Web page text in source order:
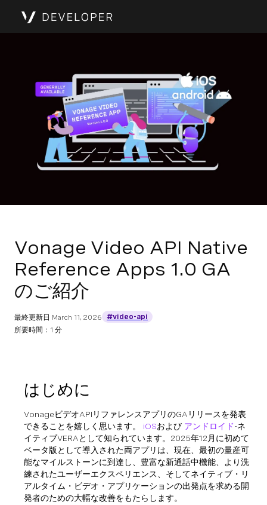
Vonage Video API Native
Reference Apps 1.0 GA
のご紹介
最終更新日 March 11, 2026
#video-api
所要時間：1 分
はじめに
VonageビデオAPIリファレンスアプリのGAリリースを発表
できることを嬉しく思います。 iOSおよび アンドロイド-ネ
イティブVERAとして知られています。2025年12月に初めて
ベータ版として導入された両アプリは、現在、最初の量産可
能なマイルストーンに到達し、豊富な新通話中機能、より洗
練されたユーザーエクスペリエンス、そしてネイティブ・リ
アルタイム・ビデオ・アプリケーションの出発点を求める開
発者のための大幅な改善をもたらします。